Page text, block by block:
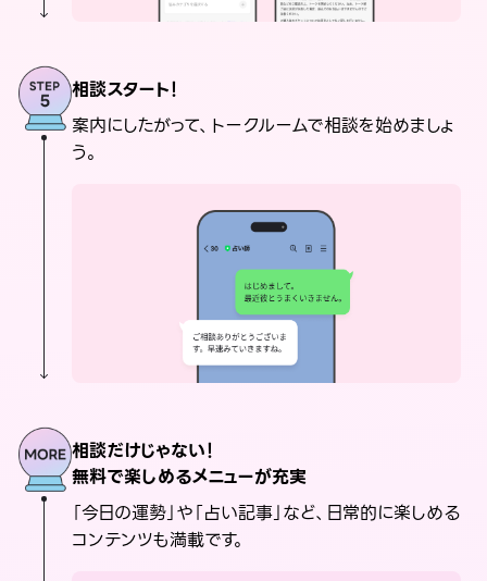
相談スタート！
案内にしたがって、トークルームで相談を始めましょ
う。
相談だけじゃない！
無料で楽しめるメニューが充実
「今日の運勢」や「占い記事」など、日常的に楽しめる
コンテンツも満載です。